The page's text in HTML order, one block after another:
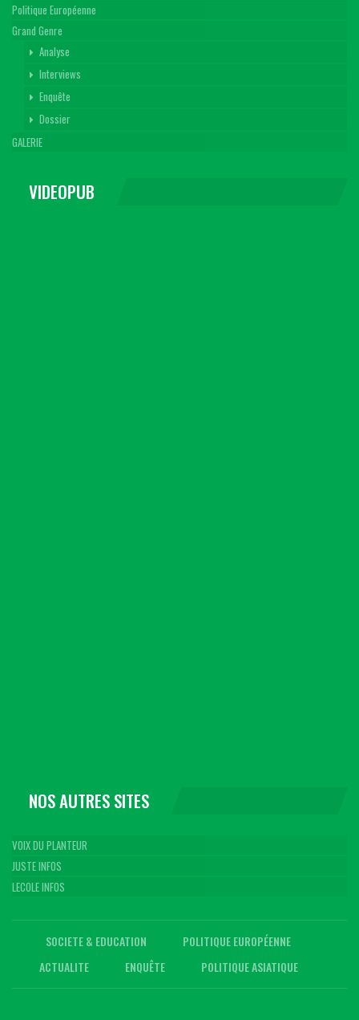
Politique Européenne
Grand Genre
Analyse
Interviews
Enquête
Dossier
GALERIE
VIDEOPUB
NOS AUTRES SITES
VOIX DU PLANTEUR
JUSTE INFOS
LECOLE INFOS
SOCIETE & EDUCATION
POLITIQUE EUROPÉENNE
ACTUALITE
ENQUÊTE POLITIQUE ASIATIQUE